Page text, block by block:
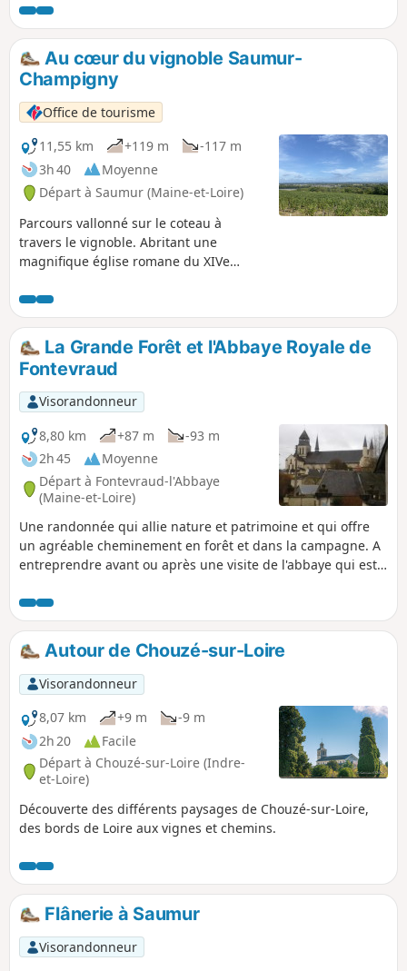
l'atypique "Clos Cristal", la falaise de tuffeau
façonnée par l'homme et l'érosion, dominant la
Loire, les villages remarquables et leur
patrimoine et la rive gauche de la Loire sauvage.
Au cœur du vignoble Saumur-
Champigny
Office de tourisme
11,55 km
+119 m
-117 m
3h 40
Moyenne
Départ à Saumur (Maine-et-Loire)
Parcours vallonné sur le coteau à
travers le vignoble. Abritant une
magnifique église romane du XIVe
Marguerite d’Anjou serait décédée.
Dampierre-sur-Loire est aussi réputé en
tant que commune de l’appellation
Saumur-Champigny. Attention : portion
impraticable en bord de Loire en cas de
crue.
La Grande Forêt et l'Abbaye Royale de
Fontevraud
Visorandonneur
8,80 km
+87 m
-93 m
2h 45
Moyenne
Départ à Fontevraud-l'Abbaye
(Maine-et-Loire)
Une randonnée qui allie nature et patrimoine et qui offre
un agréable cheminement en forêt et dans la campagne. A
entreprendre avant ou après une visite de l'abbaye qui est
Autour de Chouzé-sur-Loire
Visorandonneur
8,07 km
+9 m
-9 m
2h 20
Facile
Départ à Chouzé-sur-Loire (Indre-
et-Loire)
Découverte des différents paysages de Chouzé-sur-Loire,
des bords de Loire aux vignes et chemins.
Flânerie à Saumur
Visorandonneur